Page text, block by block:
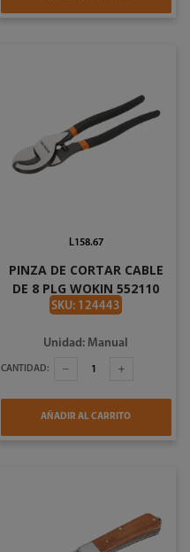
PINZA DE CORTAR CABLE
DE 8 PLG WOKIN 552110
SKU: 124443
L158.67
Unidad: Manual
CANTIDAD:
AÑADIR AL CARRITO